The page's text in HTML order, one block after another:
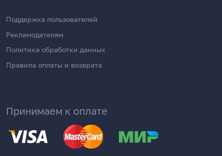
Поддержка пользователей
Рекламодателям
Политика обработки данных
Правила оплаты и возврата
Принимаем к оплате